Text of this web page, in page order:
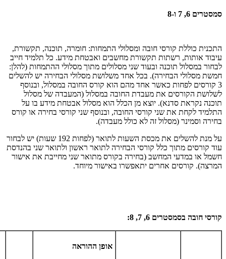
סמסטרים 6, 7 ו-8
התכנית כוללת קורסי חובה ומסלולי התמחות: חומרה, תוכנה, תקשורת,
עיבוד אותות, רשתות תקשורת מחשבים ואבטחת מידע. כל תלמיד חייב
לבחור במסלול תוכנה ובעוד שני מסלולים מתוך מסלולי ההתמחות (להלן:
חמשת מסלולי הבחירה). בכל אחד משלושת מסלולי הבחירה יש להשלים
3 קורסים לפחות כאשר אחד מהם הוא קורס החובה במסלול, ובנוסף
לשלושת הקורסים את מעבדת החובה במסלול (המעבדה של מסלול
תוכנה נקראת סדנא). יוצא מן הכלל הוא מסלול אבטחת מידע בו על
התלמיד לקחת את שני קורסי החובה, ובנוסף שני קורסי בחירה או קורס
בחירה וסמינר (מסלול זה לא כולל מעבדה).
על מנת להשלים את מכסת השעות לתואר (לפחות 192 שעות) יש לבחור
עוד קורסים מתוך כלל קורסי הבחירה לתואר ראשון ולתואר שני בהנדסת
חשמל או במדעי המחשב (בחירה בקורס מתואר שני מחייבת את אישור
המרצה). קורסים אחרים יתאפשרו באישור מיוחד.
קורסי חובה בסמסטרים 6, 7, 8:
אופן ההוראה